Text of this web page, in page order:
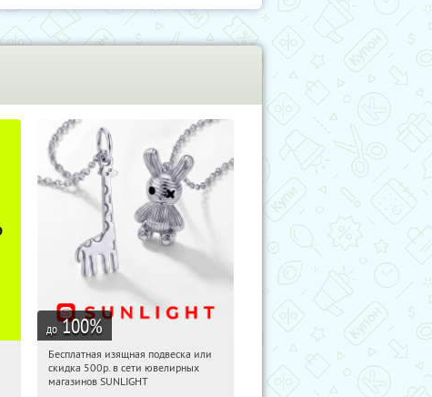
до 100%
06:29:25 Получили:
Россия
Бесплатная изящная подвеска или
скидка 500р. в сети ювелирных
магазинов SUNLIGHT